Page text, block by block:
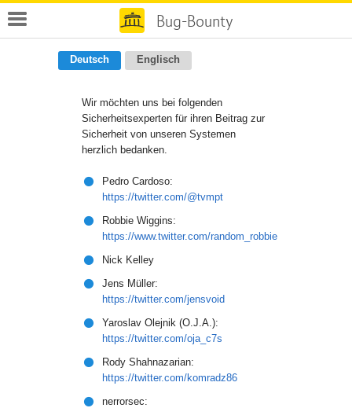
WEB.DE Bug-Bounty
Deutsch Englisch
Wir möchten uns bei folgenden
Sicherheitsexperten für ihren Beitrag zur
Sicherheit von unseren Systemen
herzlich bedanken.
Pedro Cardoso:
https://twitter.com/@tvmpt
Robbie Wiggins:
https://www.twitter.com/random_robbie
Nick Kelley
Jens Müller:
https://twitter.com/jensvoid
Yaroslav Olejnik (O.J.A.):
https://twitter.com/oja_c7s
Rody Shahnazarian:
https://twitter.com/komradz86
nerrorsec: